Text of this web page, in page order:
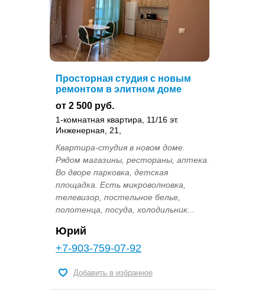
Просторная студия с новым
ремонтом в элитном доме
от 2 500 руб.
1-комнатная квартира, 11/16 эт.
Инженерная, 21,
Квартира-студия в новом доме.
Рядом магазины, рестораны, аптека.
Во дворе парковка, детская
площадка. Есть микроволновка,
телевизор, постельное белье,
полотенца, посуда, холодильник...
Юрий
+7-903-759-07-92
Добавить в избранное